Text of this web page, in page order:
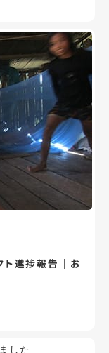
ト進捗報告｜お